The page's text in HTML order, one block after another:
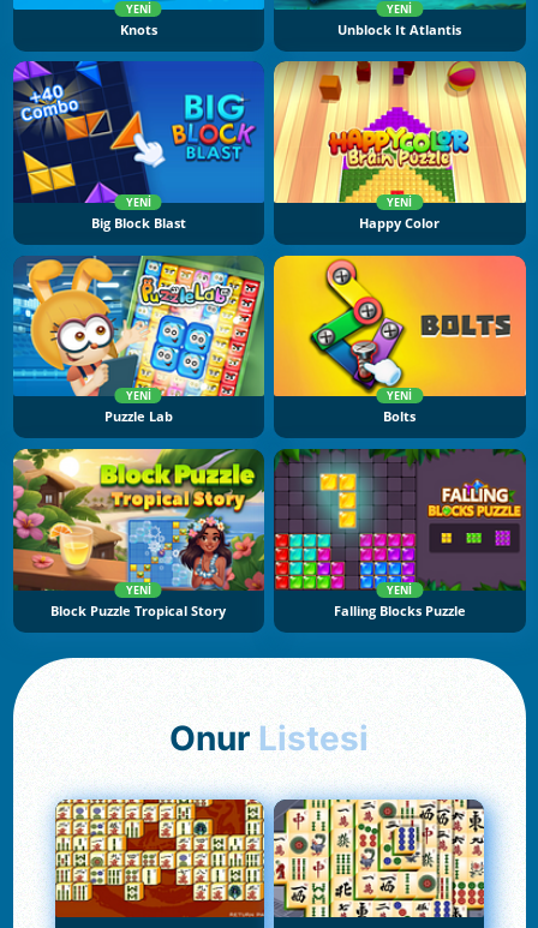
YENI
Knots
YENI
Unblock It Atlantis
YENI
Big Block Blast
YENI
Happy Color
YENI
Puzzle Lab
YENI
Bolts
YENI
Block Puzzle Tropical Story
YENI
Falling Blocks Puzzle
Onur Listesi